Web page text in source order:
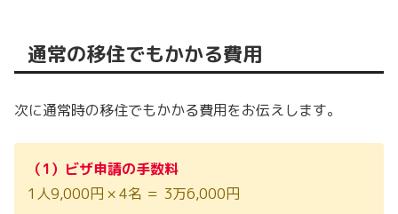
通常の移住でもかかる費用
次に通常時の移住でもかかる費用をお伝えします。
（1）ビザ申請の手数料
1人9,000円 × 4名 ＝ 3万6,000円